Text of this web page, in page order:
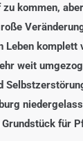
zu kommen,
Leben komplett
weit
für